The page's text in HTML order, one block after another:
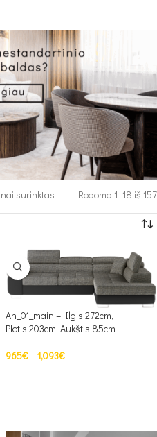
surinktas Rodoma 1–18 iš 157
An_01_main – Ilgis:272cm,
Plotis:203cm, Aukštis:85cm
965€–1,093€